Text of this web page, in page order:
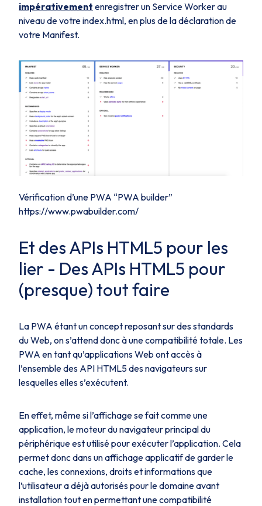
impérativement enregistrer un Service Worker au
niveau de votre index.html, en plus de la déclaration de
votre Manifest.
Vérification d’une PWA “PWA builder”
https://www.pwabuilder.com/
Et des APIs HTML5 pour les
lier - Des APIs HTML5 pour
(presque) tout faire
La PWA étant un concept reposant sur des standards
du Web, on s’attend donc à une compatibilité totale. Les
PWA en tant qu’applications Web ont accès à
l’ensemble des API HTML5 des navigateurs sur
lesquelles elles s’exécutent.
En effet, même si l’affichage se fait comme une
application, le moteur du navigateur principal du
périphérique est utilisé pour exécuter l’application. Cela
permet donc dans un affichage applicatif de garder le
cache, les connexions, droits et informations que
l’utilisateur a déjà autorisés pour le domaine avant
installation tout en permettant une compatibilité